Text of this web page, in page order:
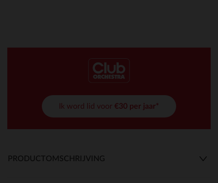
Ik word lid voor €30 per jaar*
PRODUCTOMSCHRIJVING